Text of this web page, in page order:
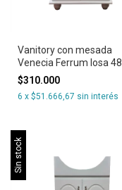
Vanitory con mesada
Venecia Ferrum losa 48
puertas
$310.000
6 x $51.666,67 sin interés
Sin stock